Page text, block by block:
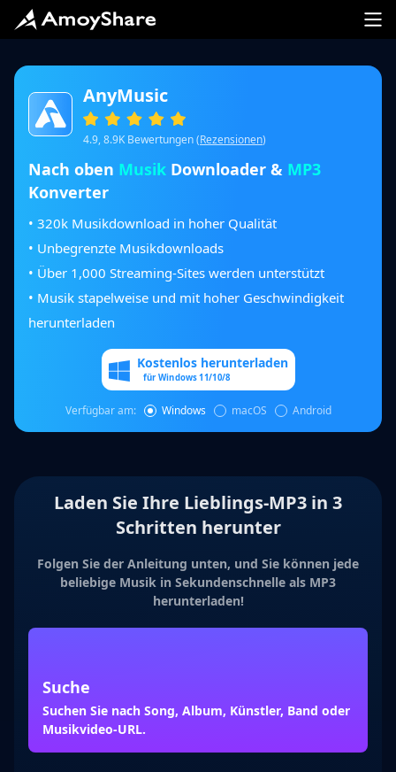
AnyMusic
4.9, 8.9K Bewertungen (Rezensionen)
Nach oben Musik Downloader & MP3
Konverter
• 320k Musikdownload in hoher Qualität
• Unbegrenzte Musikdownloads
• Über 1,000 Streaming-Sites werden unterstützt
• Musik stapelweise und mit hoher Geschwindigkeit
herunterladen
Kostenlos herunterladen
für Windows 11/10/8
Verfügbar am: Windows macOS Android
Laden Sie Ihre Lieblings-MP3 in 3
Schritten herunter
Folgen Sie der Anleitung unten, und Sie können jede
beliebige Musik in Sekundenschnelle als MP3
herunterladen!
Suche
Suchen Sie nach Song, Album, Künstler, Band oder
Musikvideo-URL.